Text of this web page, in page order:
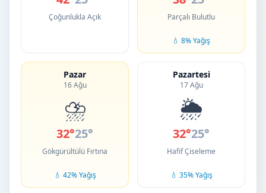
Çoğunlukla Açık Parçalı Bulutlu
💧 8% Yağış
Pazar
16 Ağu
⛈️
32°25°
Gökgürültülü Fırtına
💧 42% Yağış
Pazartesi
17 Ağu
🌦️
32°25°
Hafif Çiseleme
💧 35% Yağış